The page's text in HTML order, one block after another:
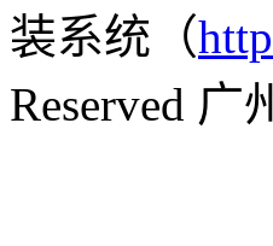
装系统（
Reserved